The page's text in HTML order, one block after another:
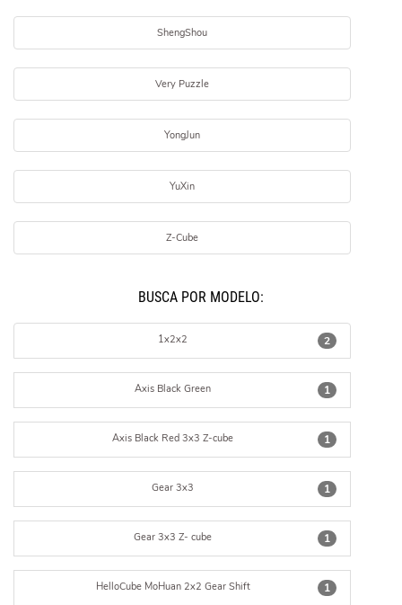
ShengShou
Very Puzzle
YongJun
YuXin
Z-Cube
BUSCÁ POR MODELO:
2
1x2x2
1
Axis Black Green
1
Axis Black Red 3x3 Z-cube
1
Gear 3x3
1
Gear 3x3 Z- cube
1
HelloCube MoHuan 2x2 Gear Shift